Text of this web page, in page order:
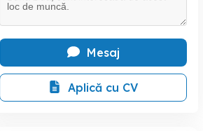
Mesaj
Aplică cu CV